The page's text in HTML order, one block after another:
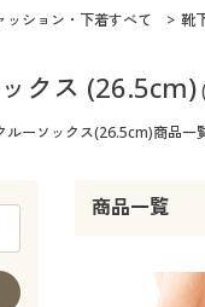
通販すべて
ファッション
インナー・下着通販
女性下着
メンズ下着
ジュニア・ティーン
ッション・下着すべて 靴
クス (26.5cm)
ーソックス(26.5cm)商品
商品一覧